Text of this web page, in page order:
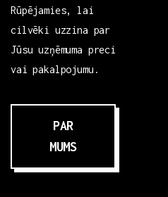
Rūpējamies, lai
cilvēki uzzina par
Jūsu uzņēmuma preci
vai pakalpojumu.
PAR
MUMS